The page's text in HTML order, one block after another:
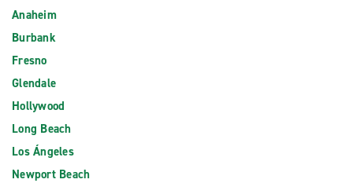
Anaheim
Burbank
Fresno
Glendale
Hollywood
Long Beach
Los Ángeles
Newport Beach